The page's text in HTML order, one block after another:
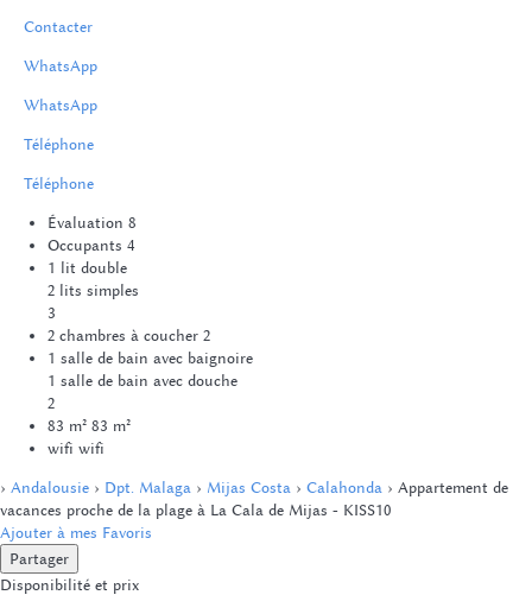
Contacter
WhatsApp
WhatsApp
Téléphone
Téléphone
Évaluation 8
Occupants 4
1 lit double
2 lits simples
3
2 chambres à coucher 2
1 salle de bain avec baignoire
1 salle de bain avec douche
2
83 m² 83 m²
wifi wifi
› Andalousie › Dpt. Malaga › Mijas Costa › Calahonda › Appartement de
vacances proche de la plage à La Cala de Mijas - KISS10
Ajouter à mes Favoris
Partager
Disponibilité et prix